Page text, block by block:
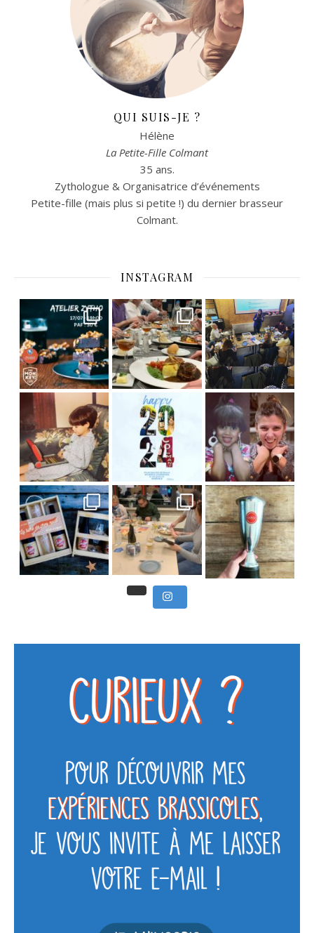
QUI SUIS-JE ?
Hélène
La Petite-Fille Colmant
35 ans.
Zythologue & Organisatrice d’événements
Petite-fille (mais plus si petite !) du dernier brasseur
Colmant.
INSTAGRAM
Viens
Et tou
] Ce week-end marque
Nous avons clôturé le modu
] Pendant